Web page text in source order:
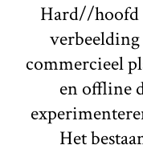
Hard//hoofd
commercieel
en offline
Het